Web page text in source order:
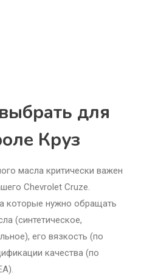
для
Круз
масла критически важен
Chevrolet Cruze.
которые нужно обращать
(синтетическое,
его вязкость (по
качества (по